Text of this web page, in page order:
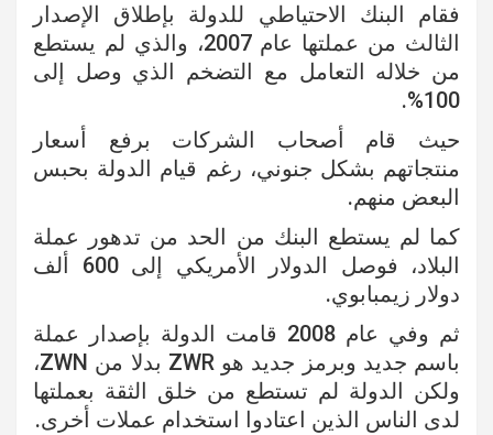
فقام البنك الاحتياطي للدولة بإطلاق الإصدار
الثالث من عملتها عام 2007، والذي لم يستطع
من خلاله التعامل مع التضخم الذي وصل إلى
100%.
حيث قام أصحاب الشركات برفع أسعار
منتجاتهم بشكل جنوني، رغم قيام الدولة بحبس
البعض منهم.
كما لم يستطع البنك من الحد من تدهور عملة
البلاد، فوصل الدولار الأمريكي إلى 600 ألف
دولار زيمبابوي.
ثم وفي عام 2008 قامت الدولة بإصدار عملة
باسم جديد وبرمز جديد هو ZWR بدلا من ZWN،
ولكن الدولة لم تستطع من خلق الثقة بعملتها
لدى الناس الذين اعتادوا استخدام عملات أخرى.